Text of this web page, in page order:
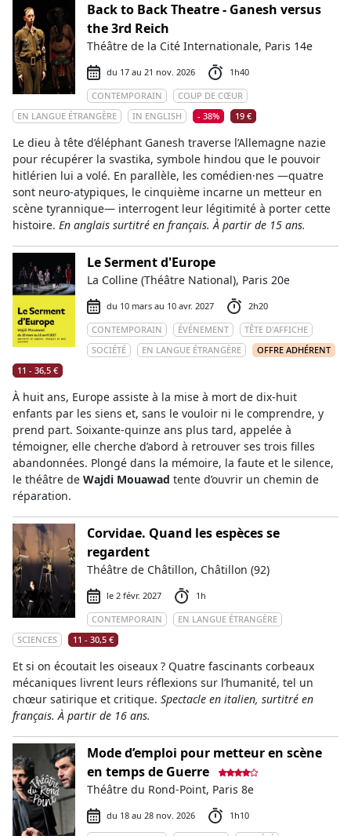
Back to Back Theatre - Ganesh versus
the 3rd Reich
Théâtre de la Cité Internationale, Paris 14e
du 17 au 21 nov. 2026
1h40
CONTEMPORAIN
COUP DE CŒUR
EN LANGUE ÉTRANGÈRE
IN ENGLISH - 38% 19 €
Le dieu à tête d’éléphant Ganesh traverse l’Allemagne nazie
pour récupérer la svastika, symbole hindou que le pouvoir
hitlérien lui a volé. En parallèle, les comédien·nes —quatre
sont neuro-atypiques, le cinquième incarne un metteur en
scène tyrannique— interrogent leur légitimité à porter cette
histoire. En anglais surtitré en français. À partir de 15 ans.
Le Serment d'Europe
La Colline (Théâtre National), Paris 20e
du 10 mars au 10 avr. 2027
2h20
CONTEMPORAIN
ÉVÉNEMENT
TÊTE D'AFFICHE
SOCIÉTÉ
EN LANGUE ÉTRANGÈRE
OFFRE ADHÉRENT
11 - 36,5 €
À huit ans, Europe assiste à la mise à mort de dix-huit
enfants par les siens et, sans le vouloir ni le comprendre, y
prend part. Soixante-quinze ans plus tard, appelée à
témoigner, elle cherche d’abord à retrouver ses trois filles
abandonnées. Plongé dans la mémoire, la faute et le silence,
le théâtre de Wajdi Mouawad tente d’ouvrir un chemin de
réparation.
Corvidae. Quand les espèces se
regardent
Théâtre de Châtillon, Châtillon (92)
le 2 févr. 2027
1h
CONTEMPORAIN
EN LANGUE ÉTRANGÈRE
SCIENCES
11 - 30,5 €
Et si on écoutait les oiseaux ? Quatre fascinants corbeaux
mécaniques livrent leurs réflexions sur l’humanité, tel un
chœur satirique et critique. Spectacle en italien, surtitré en
français. À partir de 16 ans.
Mode d’emploi pour metteur en scène
en temps de Guerre
Théâtre du Rond-Point, Paris 8e
du 18 au 28 nov. 2026
1h10